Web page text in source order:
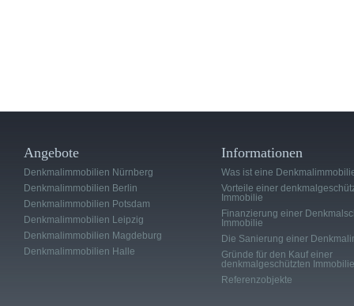
Angebote
Denkmalimmobilien Nürnberg
Denkmalimmobilien Berlin
Denkmalimmobilien Potsdam
Denkmalimmobilien Leipzig
Denkmalimmobilien Magdeburg
Denkmalimmobilien Halle
Informationen
Was ist eine
Vorteile einer
Immobilie
Finanzierung einer
Immobilie
Die Sanierung einer
Gründe für den Kauf einer
denkmalgeschützten Immobilie
Referenzobjekte